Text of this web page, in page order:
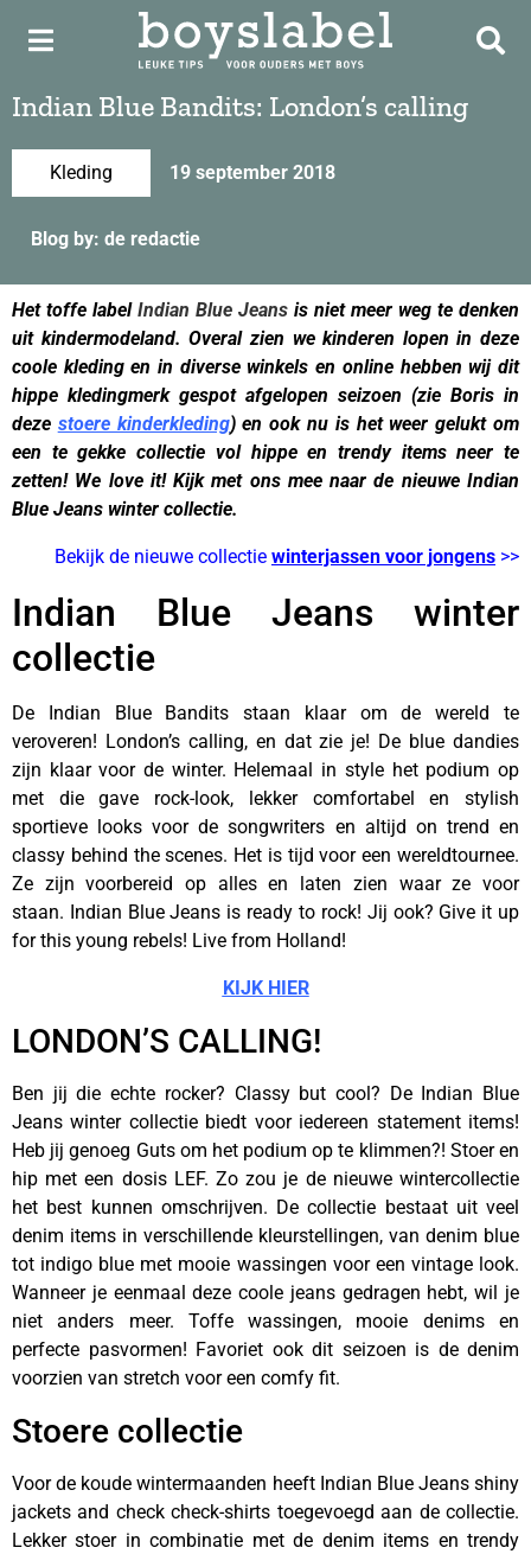
Indian Blue Bandits: London’s calling
Kleding 19 september 2018
Blog by: de redactie
Het toffe label Indian Blue Jeans is niet meer weg te denken
uit kindermodeland. Overal zien we kinderen lopen in deze
coole kleding en in diverse winkels en online hebben wij dit
hippe kledingmerk gespot afgelopen seizoen (zie Boris in
deze stoere kinderkleding) en ook nu is het weer gelukt om
een te gekke collectie vol hippe en trendy items neer te
zetten! We love it! Kijk met ons mee naar de nieuwe Indian
Blue Jeans winter collectie.
Bekijk de nieuwe collectie winterjassen voor jongens >>
Indian Blue Jeans winter
collectie
De Indian Blue Bandits staan klaar om de wereld te
veroveren! London’s calling, en dat zie je! De blue dandies
zijn klaar voor de winter. Helemaal in style het podium op
met die gave rock-look, lekker comfortabel en stylish
sportieve looks voor de songwriters en altijd on trend en
classy behind the scenes. Het is tijd voor een wereldtournee.
Ze zijn voorbereid op alles en laten zien waar ze voor
staan. Indian Blue Jeans is ready to rock! Jij ook? Give it up
for this young rebels! Live from Holland!
KIJK HIER
LONDON’S CALLING!
Ben jij die echte rocker? Classy but cool? De Indian Blue
Jeans winter collectie biedt voor iedereen statement items!
Heb jij genoeg Guts om het podium op te klimmen?! Stoer en
hip met een dosis LEF. Zo zou je de nieuwe wintercollectie
het best kunnen omschrijven. De collectie bestaat uit veel
denim items in verschillende kleurstellingen, van denim blue
tot indigo blue met mooie wassingen voor een vintage look.
Wanneer je eenmaal deze coole jeans gedragen hebt, wil je
niet anders meer. Toffe wassingen, mooie denims en
perfecte pasvormen! Favoriet ook dit seizoen is de denim
voorzien van stretch voor een comfy fit.
Stoere collectie
Voor de koude wintermaanden heeft Indian Blue Jeans shiny
jackets and check check-shirts toegevoegd aan de collectie.
Lekker stoer in combinatie met de denim items en trendy